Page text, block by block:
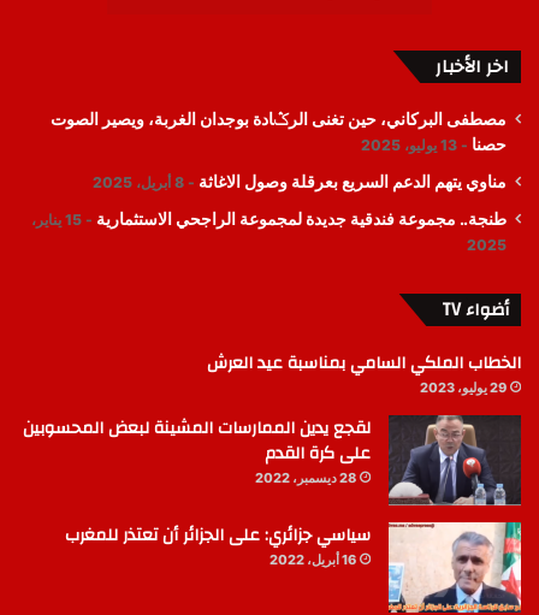
اخر الأخبار
مصطفى البركاني، حين تغنى الرݣادة بوجدان الغربة، ويصير الصوت
حصنا
13 يوليو، 2025
مناوي يتهم الدعم السريع بعرقلة وصول الاغاثة 8 أبريل، 2025
طنجة.. مجموعة فندقية جديدة لمجموعة الراجحي الاستثمارية
15 يناير،
2025
أضواء TV
الخطاب الملكي السامي بمناسبة عيد العرش
29 يوليو، 2023
لقجع يدين الممارسات المشينة لبعض المحسوبين
على كرة القدم
28 ديسمبر، 2022
سياسي جزائري: على الجزائر أن تعتذر للمغرب
16 أبريل، 2022